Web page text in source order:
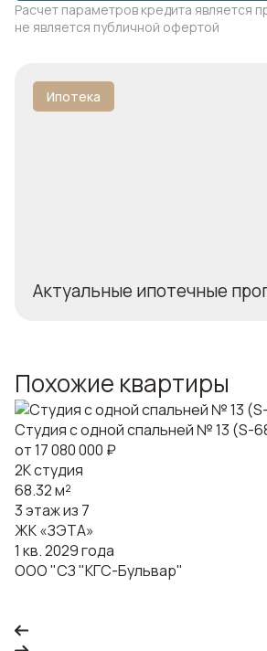
Расчет параметров кредита является
не является публичной офертой
Ипотека
Актуальные ипотечные
Похожие квартиры
Студия с одной спальней № 13 (S-
от 17 080 000 ₽
2К студия
68.32 м²
3 этаж из 7
ЖК «ЗЭТА»
1 кв. 2029 года
ООО "СЗ "КГС-Бульвар"